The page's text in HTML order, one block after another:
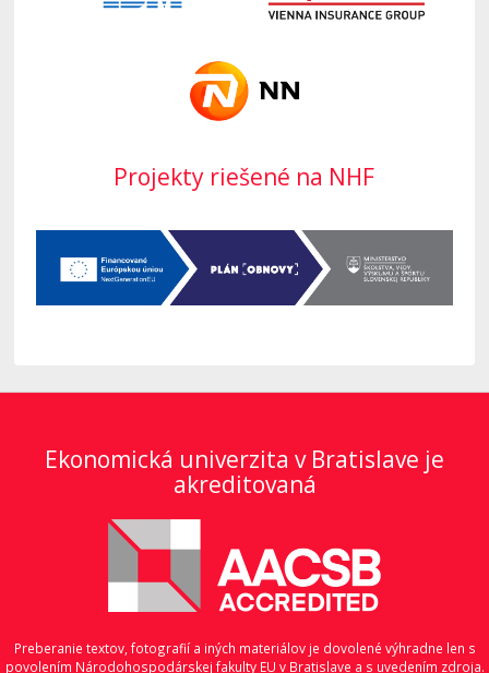
Projekty riešené na NHF
Ekonomická univerzita v Bratislave je
akreditovaná
Preberanie textov, fotografií a iných materiálov je dovolené výhradne len s
povolením Národohospodárskej fakulty EU v Bratislave a s uvedením zdroja.